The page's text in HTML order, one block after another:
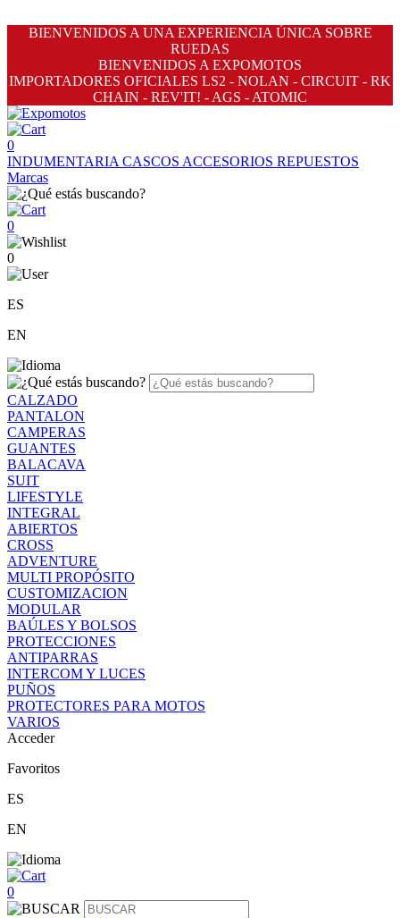
BIENVENIDOS A UNA EXPERIENCIA ÚNICA SOBRE
RUEDAS
BIENVENIDOS A EXPOMOTOS
IMPORTADORES OFICIALES LS2 - NOLAN - CIRCUIT - RK
CHAIN - REV'IT! - AGS - ATOMIC
0
INDUMENTARIA CASCOS ACCESORIOS REPUESTOS
Marcas
0
0
ES
EN
CALZADO
PANTALON
CAMPERAS
GUANTES
BALACAVA
SUIT
LIFESTYLE
INTEGRAL
ABIERTOS
CROSS
ADVENTURE
MULTI PROPÓSITO
CUSTOMIZACION
MODULAR
BAÚLES Y BOLSOS
PROTECCIONES
ANTIPARRAS
INTERCOM Y LUCES
PUÑOS
PROTECTORES PARA MOTOS
VARIOS
Acceder
Favoritos
ES
EN
0